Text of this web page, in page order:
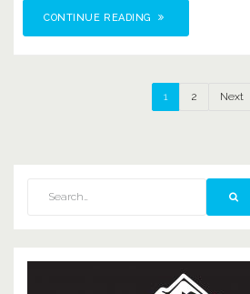
CONTINUE READING
1 2 Next